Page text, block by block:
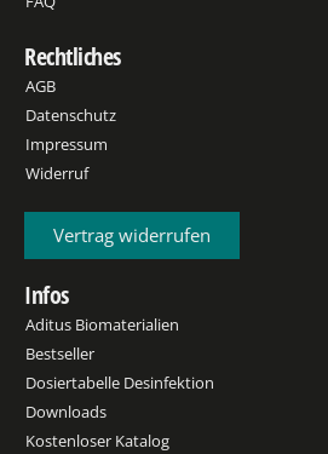
Rechtliches
AGB
Datenschutz
Impressum
Widerruf
Vertrag widerrufen
Infos
Aditus Biomaterialien
Bestseller
Dosiertabelle Desinfektion
Downloads
Kostenloser Katalog